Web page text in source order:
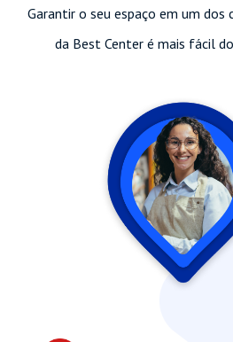
Garantir o seu espaço em um dos
da Best Center é mais fácil